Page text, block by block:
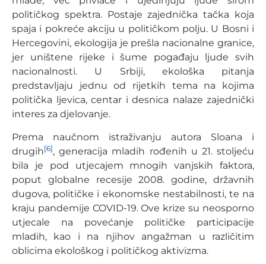
političkog spektra. Postaje zajednička tačka koja
spaja i pokreće akciju u političkom polju. U Bosni i
Hercegovini, ekologija je prešla nacionalne granice,
jer uništene rijeke i šume pogađaju ljude svih
nacionalnosti. U Srbiji, ekološka pitanja
predstavljaju jednu od rijetkih tema na kojima
politička ljevica, centar i desnica nalaze zajednički
interes za djelovanje.
Prema naučnom istraživanju autora Sloana i
drugih[6], generacija mladih rođenih u 21. stoljeću
bila je pod utjecajem mnogih vanjskih faktora,
poput globalne recesije 2008. godine, državnih
dugova, političke i ekonomske nestabilnosti, te na
kraju pandemije COVID-19. Ove krize su neosporno
utjecale na povećanje političke participacije
mladih, kao i na njihov angažman u različitim
oblicima ekološkog i političkog aktivizma.